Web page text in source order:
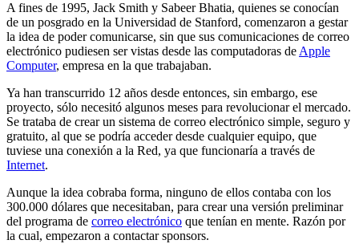
A fines de 1995, Jack Smith y Sabeer Bhatia, quienes se conocían
de un posgrado en la Universidad de Stanford, comenzaron a gestar
la idea de poder comunicarse, sin que sus comunicaciones de correo
electrónico pudiesen ser vistas desde las computadoras de Apple
Computer, empresa en la que trabajaban.
Ya han transcurrido 12 años desde entonces, sin embargo, ese
proyecto, sólo necesitó algunos meses para revolucionar el mercado.
Se trataba de crear un sistema de correo electrónico simple, seguro y
gratuito, al que se podría acceder desde cualquier equipo, que
tuviese una conexión a la Red, ya que funcionaría a través de
Internet.
Aunque la idea cobraba forma, ninguno de ellos contaba con los
300.000 dólares que necesitaban, para crear una versión preliminar
del programa de correo electrónico que tenían en mente. Razón por
la cual, empezaron a contactar sponsors.